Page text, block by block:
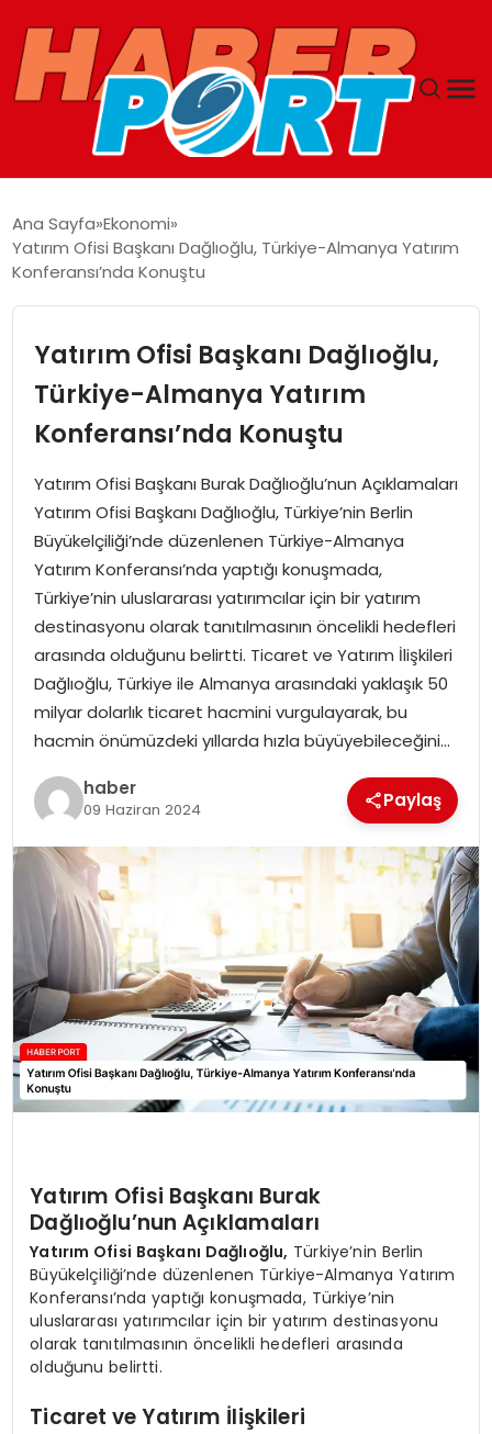
GUNCEL
SPOR
MAGAZIN
SPOR
EĞITIM
OTOMOBIL
TEKNOLOJI
EKONOMI
Ana Sayfa Ekonomi
Yatırım Ofisi Başkanı Dağlıoğlu, Türkiye-Almanya Yatırım
Konferansı’nda Konuştu
Yatırım Ofisi Başkanı Dağlıoğlu,
Türkiye-Almanya Yatırım
Konferansı’nda Konuştu
Yatırım Ofisi Başkanı Burak Dağlıoğlu’nun Açıklamaları
Yatırım Ofisi Başkanı Dağlıoğlu, Türkiye’nin Berlin
Büyükelçiliği’nde düzenlenen Türkiye-Almanya
Yatırım Konferansı’nda yaptığı konuşmada,
Türkiye’nin uluslararası yatırımcılar için bir yatırım
destinasyonu olarak tanıtılmasının öncelikli hedefleri
arasında olduğunu belirtti. Ticaret ve Yatırım İlişkileri
Dağlıoğlu, Türkiye ile Almanya arasındaki yaklaşık 50
milyar dolarlık ticaret hacmini vurgulayarak, bu
hacmin önümüzdeki yıllarda hızla büyüyebileceğini…
haber
09 Haziran 2024 Paylaş
Yatırım Ofisi Başkanı Burak
Dağlıoğlu’nun Açıklamaları
Yatırım Ofisi Başkanı Dağlıoğlu, Türkiye’nin Berlin
Büyükelçiliği’nde düzenlenen Türkiye-Almanya Yatırım
Konferansı’nda yaptığı konuşmada, Türkiye’nin
uluslararası yatırımcılar için bir yatırım destinasyonu
olarak tanıtılmasının öncelikli hedefleri arasında
olduğunu belirtti.
Ticaret ve Yatırım İlişkileri